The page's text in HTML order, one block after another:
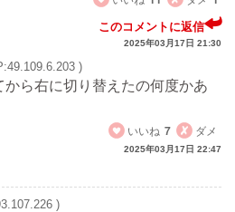
このコメントに返信
2025年03月17日 21:30
)
から右に切り替えたの何度かあ
いいね 7 ダメ
2025年03月17日 22:47
)